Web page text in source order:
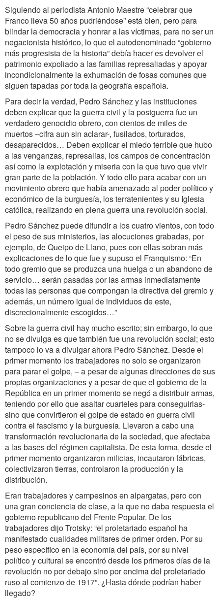
Siguiendo al periodista Antonio Maestre “celebrar que
Franco lleva 50 años pudriéndose” está bien, pero para
blindar la democracia y honrar a las víctimas, para no ser un
negacionista histórico, lo que el autodenominado “gobierno
más progresista de la historia” debía hacer es devolver el
patrimonio expoliado a las familias represaliadas y apoyar
incondicionalmente la exhumación de fosas comunes que
siguen tapadas por toda la geografía española.
Para decir la verdad, Pedro Sánchez y las instituciones
deben explicar que la guerra civil y la postguerra fue un
verdadero genocidio obrero, con cientos de miles de
muertos –cifra aun sin aclarar-, fusilados, torturados,
desaparecidos… Deben explicar el miedo terrible que hubo
a las venganzas, represalias, los campos de concentración
así como la explotación y miseria con la que tuvo que vivir
gran parte de la población. Y todo ello para acabar con un
movimiento obrero que había amenazado al poder político y
económico de la burguesía, los terratenientes y su Iglesia
católica, realizando en plena guerra una revolución social.
Pedro Sánchez puede difundir a los cuatro vientos, con todo
el peso de sus ministerios, las alocuciones grabadas, por
ejemplo, de Queipo de Llano, pues con ellas sobran más
explicaciones de lo que fue y supuso el Franquismo: “En
todo gremio que se produzca una huelga o un abandono de
servicio… serán pasadas por las armas inmediatamente
todas las personas que compongan la directiva del gremio y
además, un número igual de individuos de este,
discrecionalmente escogidos…”
Sobre la guerra civil hay mucho escrito; sin embargo, lo que
no se divulga es que también fue una revolución social; esto
tampoco lo va a divulgar ahora Pedro Sánchez. Desde el
primer momento los trabajadores no solo se organizaron
para parar el golpe, – a pesar de algunas direcciones de sus
propias organizaciones y a pesar de que el gobierno de la
República en un primer momento se negó a distribuir armas,
teniendo por ello que asaltar cuarteles para conseguirlas-
sino que convirtieron el golpe de estado en guerra civil
contra el fascismo y la burguesía. Llevaron a cabo una
transformación revolucionaria de la sociedad, que afectaba
a las bases del régimen capitalista. De esta forma, desde el
primer momento organizaron milicias, incautaron fábricas,
colectivizaron tierras, controlaron la producción y la
distribución.
Eran trabajadores y campesinos en alpargatas, pero con
una gran conciencia de clase, a la que no daba respuesta el
gobierno republicano del Frente Popular. De los
trabajadores dijo Trotsky: “el proletariado español ha
manifestado cualidades militares de primer orden. Por su
peso específico en la economía del país, por su nivel
político y cultural se encontró desde los primeros días de la
revolución no por debajo sino por encima del proletariado
ruso al comienzo de 1917”. ¿Hasta dónde podrían haber
llegado?